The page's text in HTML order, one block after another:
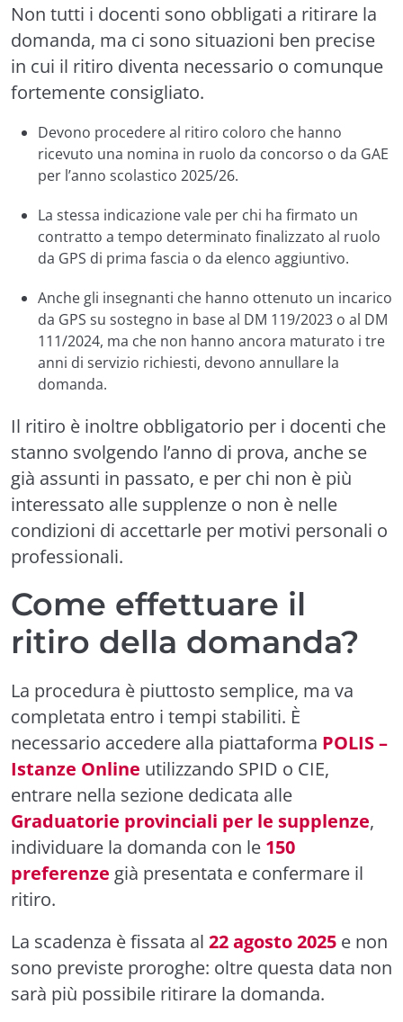
Non tutti i docenti sono obbligati a ritirare la
domanda, ma ci sono situazioni ben precise
in cui il ritiro diventa necessario o comunque
fortemente consigliato.
Devono procedere al ritiro coloro che hanno
ricevuto una nomina in ruolo da concorso o da GAE
per l’anno scolastico 2025/26.
La stessa indicazione vale per chi ha firmato un
contratto a tempo determinato finalizzato al ruolo
da GPS di prima fascia o da elenco aggiuntivo.
Anche gli insegnanti che hanno ottenuto un incarico
da GPS su sostegno in base al DM 119/2023 o al DM
111/2024, ma che non hanno ancora maturato i tre
anni di servizio richiesti, devono annullare la
domanda.
Il ritiro è inoltre obbligatorio per i docenti che
stanno svolgendo l’anno di prova, anche se
già assunti in passato, e per chi non è più
interessato alle supplenze o non è nelle
condizioni di accettarle per motivi personali o
professionali.
Come effettuare il
ritiro della domanda?
La procedura è piuttosto semplice, ma va
completata entro i tempi stabiliti. È
necessario accedere alla piattaforma POLIS –
Istanze Online utilizzando SPID o CIE,
entrare nella sezione dedicata alle
Graduatorie provinciali per le supplenze,
individuare la domanda con le 150
preferenze già presentata e confermare il
ritiro.
La scadenza è fissata al 22 agosto 2025 e non
sono previste proroghe: oltre questa data non
sarà più possibile ritirare la domanda.